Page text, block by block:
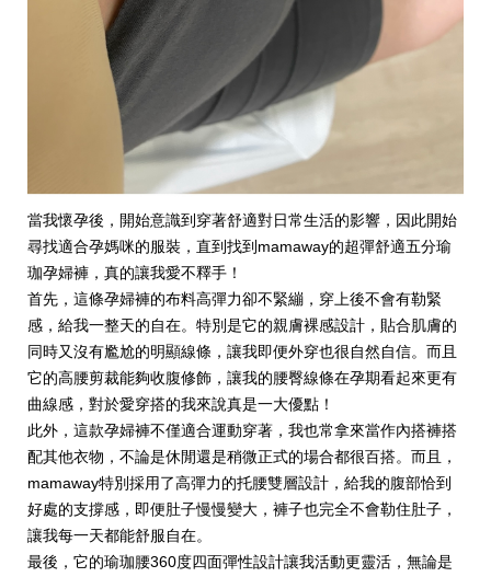
當我懷孕後，開始意識到穿著舒適對日常生活的影響，因此開始
尋找適合孕媽咪的服裝，直到找到mamaway的超彈舒適五分瑜
珈孕婦褲，真的讓我愛不釋手！
首先，這條孕婦褲的布料高彈力卻不緊繃，穿上後不會有勒緊
感，給我一整天的自在。特別是它的親膚裸感設計，貼合肌膚的
同時又沒有尷尬的明顯線條，讓我即便外穿也很自然自信。而且
它的高腰剪裁能夠收腹修飾，讓我的腰臀線條在孕期看起來更有
曲線感，對於愛穿搭的我來說真是一大優點！
此外，這款孕婦褲不僅適合運動穿著，我也常拿來當作內搭褲搭
配其他衣物，不論是休閒還是稍微正式的場合都很百搭。而且，
mamaway特別採用了高彈力的托腰雙層設計，給我的腹部恰到
好處的支撐感，即便肚子慢慢變大，褲子也完全不會勒住肚子，
讓我每一天都能舒服自在。
最後，它的瑜珈腰360度四面彈性設計讓我活動更靈活，無論是